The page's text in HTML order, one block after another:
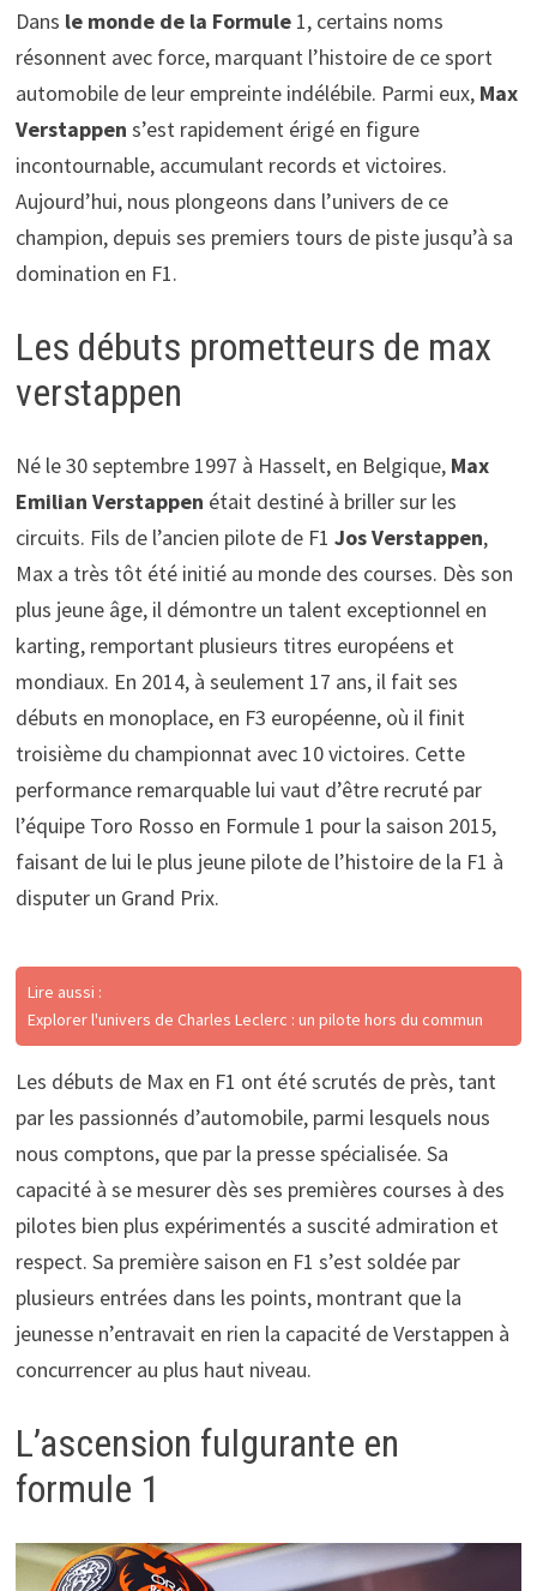
Dans le monde de la Formule1, certains noms
résonnent avec force, marquant l’histoire de ce sport
automobile de leur empreinte indélébile. Parmi eux, Max
Verstappen s’est rapidement érigé en figure
incontournable, accumulant records et victoires.
Aujourd’hui, nous plongeons dans l’univers de ce
champion, depuis ses premiers tours de piste jusqu’à sa
domination en F1.
Les débuts prometteurs de max
verstappen
Né le 30 septembre 1997 à Hasselt, en Belgique, Max
Emilian Verstappen était destiné à briller sur les
circuits. Fils de l’ancien pilote de F1 Jos Verstappen,
Max a très tôt été initié au monde des courses. Dès son
plus jeune âge, il démontre un talent exceptionnel en
karting, remportant plusieurs titres européens et
mondiaux. En 2014, à seulement 17 ans, il fait ses
débuts en monoplace, en F3 européenne, où il finit
troisième du championnat avec 10 victoires. Cette
performance remarquable lui vaut d’être recruté par
l’équipe Toro Rosso en Formule 1 pour la saison 2015,
faisant de lui le plus jeune pilote de l’histoire de la F1 à
disputer un Grand Prix.
Lire aussi :
Explorer l'univers de Charles Leclerc : un pilote hors du commun
Les débuts de Max en F1 ont été scrutés de près, tant
par les passionnés d’automobile, parmi lesquels nous
nous comptons, que par la presse spécialisée. Sa
capacité à se mesurer dès ses premières courses à des
pilotes bien plus expérimentés a suscité admiration et
respect. Sa première saison en F1 s’est soldée par
plusieurs entrées dans les points, montrant que la
jeunesse n’entravait en rien la capacité de Verstappen à
concurrencer au plus haut niveau.
L’ascension fulgurante en
formule 1